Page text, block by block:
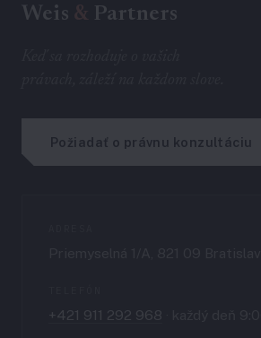
Weis Partners
Požiadať o právnu konzultáciu
+421 911 292 968